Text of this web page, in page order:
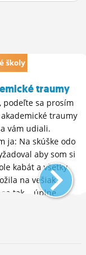
školy
traumy
podeľte sa prosím
traumy
vám udiali.
ja: Na skúške odo
aby som si
kabát a všetky
na vešiak.
tak... úplne